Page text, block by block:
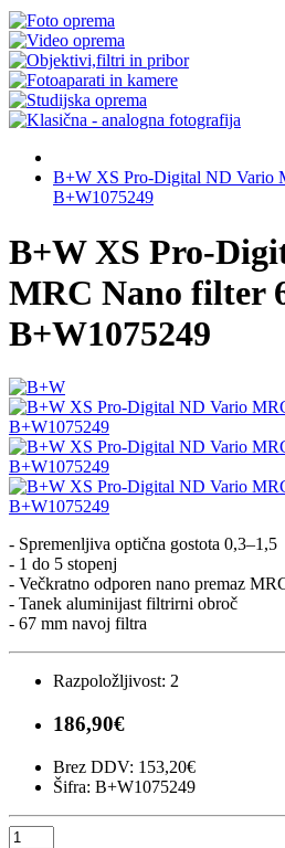
B+W XS Pro-Digital ND Vario
B+W1075249
B+W XS Pro-
MRC Nano filter
B+W1075249
- Spremenljiva optična gostota 0,3–1,5
- 1 do 5 stopenj
- Večkratno odporen nano premaz
- Tanek aluminijast filtrirni obroč
- 67 mm navoj filtra
Razpoložljivost: 2
186,90€
Brez DDV: 153,20€
Šifra: B+W1075249